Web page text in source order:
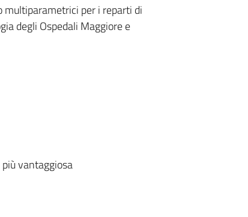
multiparametrici per i reparti di
degli Ospedali Maggiore e
vantaggiosa